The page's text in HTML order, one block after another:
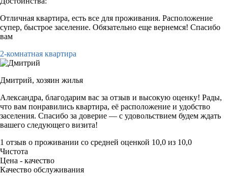
Отличная квартира, есть все для проживания. Расположение
супер, быстрое заселение. Обязательно еще вернемся! Спасибо
вам
2-комнатная квартира
Дмитрий, хозяин жилья
Александра, благодарим вас за отзыв и высокую оценку! Рады,
что вам понравились квартира, её расположение и удобство
заселения. Спасибо за доверие — с удовольствием будем ждать
вашего следующего визита!
1 отзыв о проживании со средней оценкой 10,0 из 10,0
Чистота
Цена - качество
Качество обслуживания